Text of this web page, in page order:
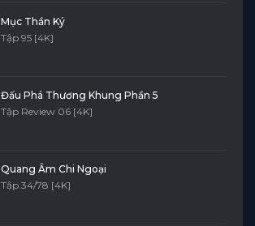
Mục Thần Ký
Tập 95 [4K]
Đấu Phá Thương Khung Phần 5
Tập Review 06 [4K]
Quang Âm Chi Ngoại
Tập 34/78 [4K]